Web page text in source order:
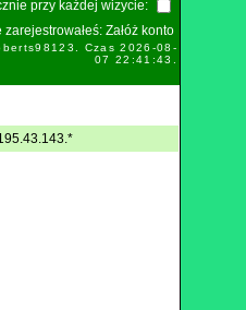
przy każdej wizycie:
Załóż konto
Czas 2026-08-
07 22:41:43.